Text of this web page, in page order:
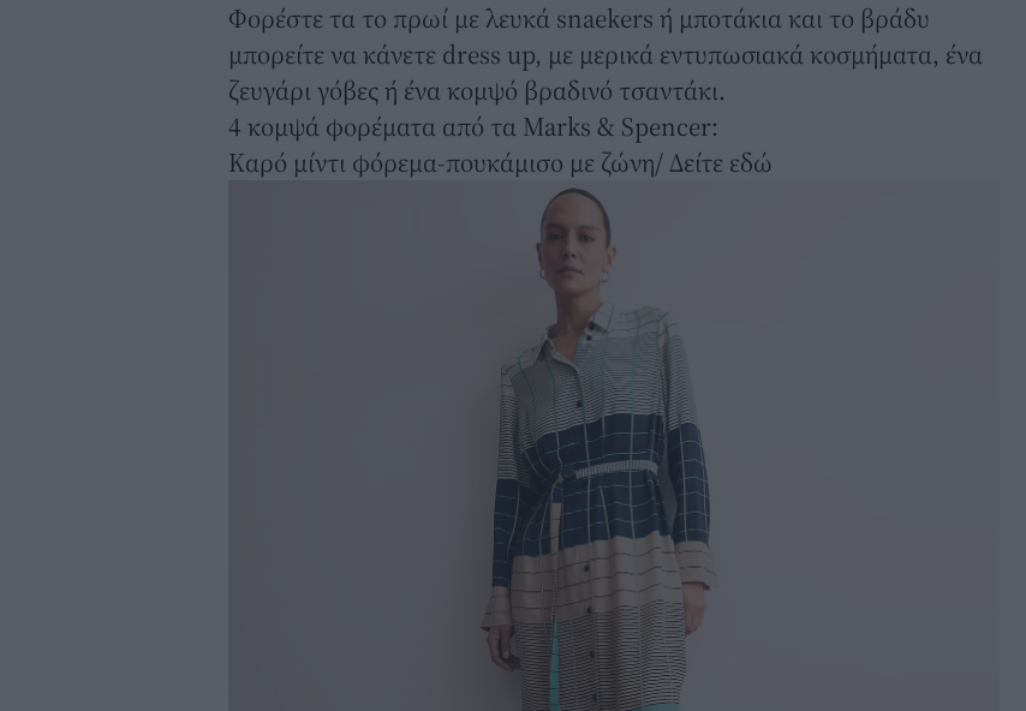
Φορέστε τα το πρωί με λευκά snaekers ή μποτάκια και το βράδυ
μπορείτε να κάνετε dress up, με μερικά εντυπωσιακά κοσμήματα, ένα
ζευγάρι γόβες ή ένα κομψό βραδινό τσαντάκι.
4 κομψά φορέματα από τα Marks & Spencer:
Καρό μίντι φόρεμα-πουκάμισο με ζώνη/Δείτε εδώ